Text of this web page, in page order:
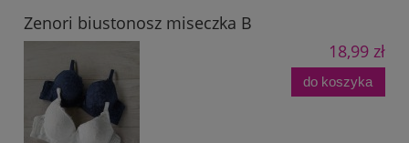
Zenori biustonosz miseczka B
18,99 zł
do koszyka